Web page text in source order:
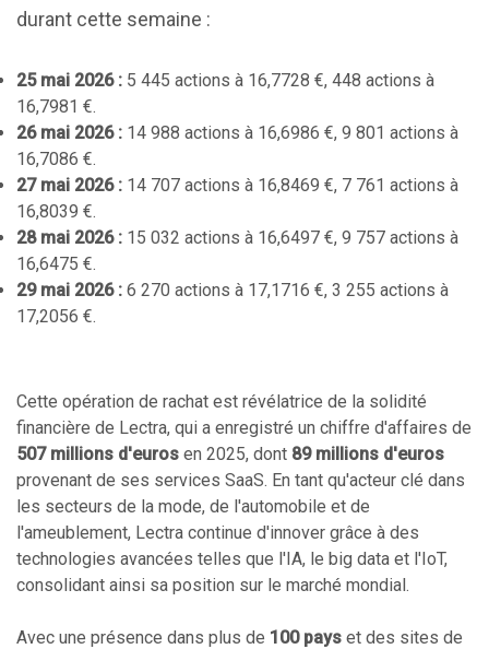
durant cette semaine :
25 mai 2026 : 5 445 actions à 16,7728 €, 448 actions à
16,7981 €.
26 mai 2026 : 14 988 actions à 16,6986 €, 9 801 actions à
16,7086 €.
27 mai 2026 : 14 707 actions à 16,8469 €, 7 761 actions à
16,8039 €.
28 mai 2026 : 15 032 actions à 16,6497 €, 9 757 actions à
16,6475 €.
29 mai 2026 : 6 270 actions à 17,1716 €, 3 255 actions à
17,2056 €.
Cette opération de rachat est révélatrice de la solidité
financière de Lectra, qui a enregistré un chiffre d'affaires de
507 millions d'euros en 2025, dont 89 millions d'euros
provenant de ses services SaaS. En tant qu'acteur clé dans
les secteurs de la mode, de l'automobile et de
l'ameublement, Lectra continue d'innover grâce à des
technologies avancées telles que l'IA, le big data et l'IoT,
consolidant ainsi sa position sur le marché mondial.
Avec une présence dans plus de 100 pays et des sites de